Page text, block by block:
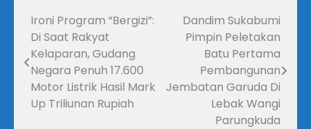
Navigasi
pos
Ironi Program “Bergizi”:
Di Saat Rakyat
Kelaparan, Gudang
Negara Penuh 17.600
Motor Listrik Hasil Mark
Up Triliunan Rupiah
Dandim Sukabumi
Pimpin Peletakan
Batu Pertama
Pembangunan
Jembatan Garuda Di
Lebak Wangi
Parungkuda